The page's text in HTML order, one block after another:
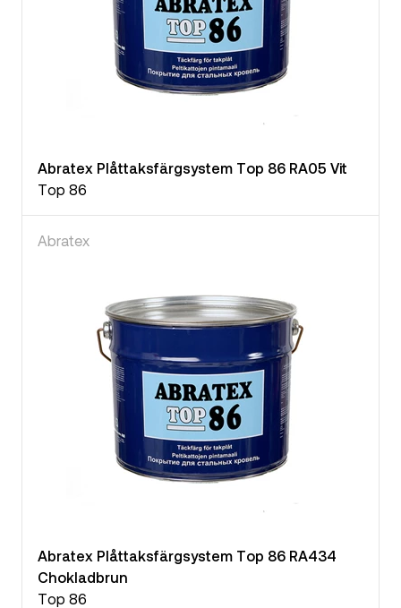
Abratex Plåttaksfärgsystem Top 86 RA05 Vit
Top 86
Abratex
Abratex Plåttaksfärgsystem Top 86 RA434
Chokladbrun
Top 86